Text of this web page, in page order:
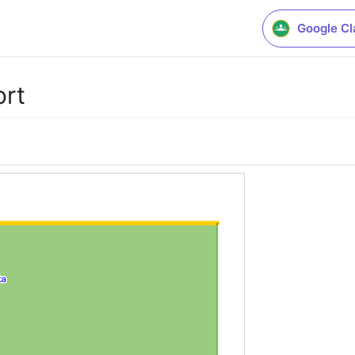
Google